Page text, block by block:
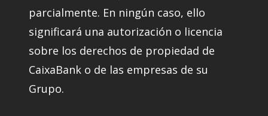
parcialmente. En ningún caso, ello
significará una autorización o licencia
sobre los derechos de propiedad de
CaixaBank o de las empresas de su
Grupo.